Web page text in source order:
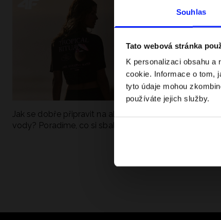
Souhlas
Tato webová stránka
K personalizaci obsahu
cookie. Informace o tom,
tyto údaje mohou
používáte jejich služby.
Jak se dobře připravit na aktivní den u
vody? Poradíme, co si sbalit
kategorie?